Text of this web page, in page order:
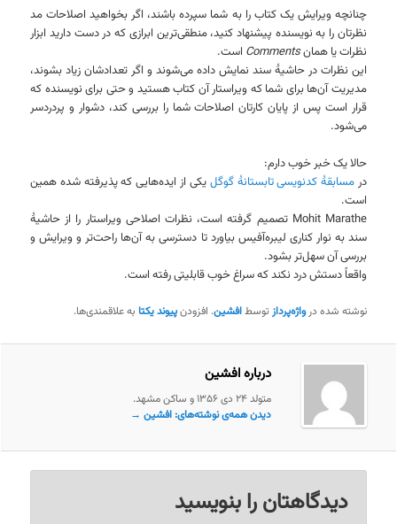
چنانچه ویرایش یک کتاب را به شما سپرده باشند، اگر بخواهید اصلاحات مد
نظرتان را به نویسنده پیشنهاد کنید، منطقی‌ترین ابرازی که در دست دارید ابزار
نظرات یا همانComments است.
این نظرات در حاشیهٔ سند نمایش داده می‌شوند و اگر تعدادشان زیاد بشوند،
مدیریت آن‌ها برای شما که ویراستار آن کتاب هستید و حتی برای نویسنده که
قرار است پس از پایان کارتان اصلاحات شما را بررسی کند، دشوار و پردردسر
می‌شود.
حالا یک خبر خوب دارم:
در مسابقهٔ کدنویسی تابستانهٔ گوگل یکی از ایده‌هایی که پذیرفته شده همین
است.
Mohit Marathe تصمیم گرفته است، نظرات اصلاحی ویراستار را از حاشیهٔ
سند به نوار کناری لیبره‌آفیس بیاورد تا دسترسی به آن‌ها راحت‌تر و ویرایش و
بررسی آن سهل‌تر بشود.
واقعاً دستش درد نکند که سراغ خوب قابلیتی رفته است.
نوشته شده درواژه‌پرداز توسطافشین. افزودنپیوند یکتا به علاقمندی‌ها.
درباره افشین
متولد ۲۴ دی ۱۳۵۶ و ساکن مشهد.
دیدن همه‌ی نوشته‌های: افشین →
دیدگاهتان را بنویسید